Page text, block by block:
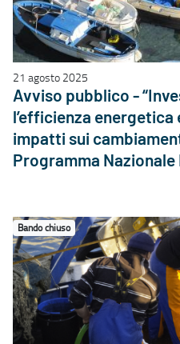
21 agosto 2025
Avviso pubblico -
l’efficienza
impatti sui
Programma Nazionale
Bando chiuso